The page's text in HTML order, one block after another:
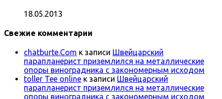
18.05.2013
Свежие комментарии
chatburte.Com к записи Швейцарский
парапланерист приземлился на металлические
опоры виноградника с закономерным исходом
toller Tee online к записи Швейцарский
парапланерист приземлился на металлические
опоры виноградника с закономерным исходом